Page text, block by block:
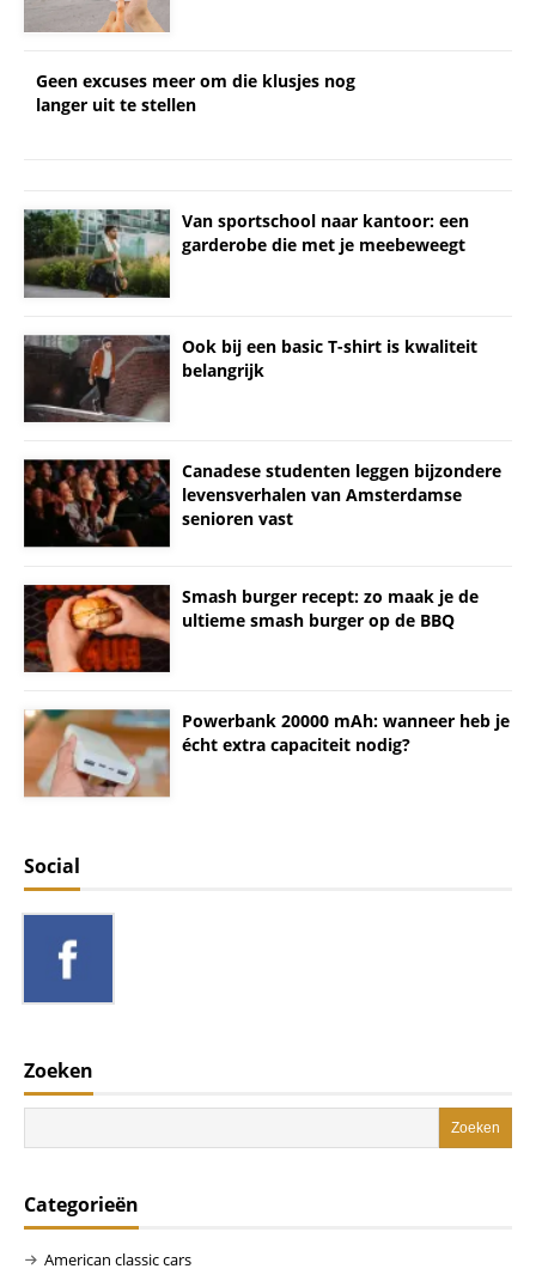
Geen excuses meer om die klusjes nog
langer uit te stellen
Van sportschool naar kantoor: een
garderobe die met je meebeweegt
Ook bij een basic T-shirt is kwaliteit
belangrijk
Canadese studenten leggen bijzondere
levensverhalen van Amsterdamse
senioren vast
Smash burger recept: zo maak je de
ultieme smash burger op de BBQ
Powerbank 20000 mAh: wanneer heb je
écht extra capaciteit nodig?
Social
Zoeken
Categorieën
American classic cars